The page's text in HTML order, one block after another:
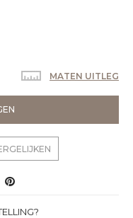
MATEN UITLEG